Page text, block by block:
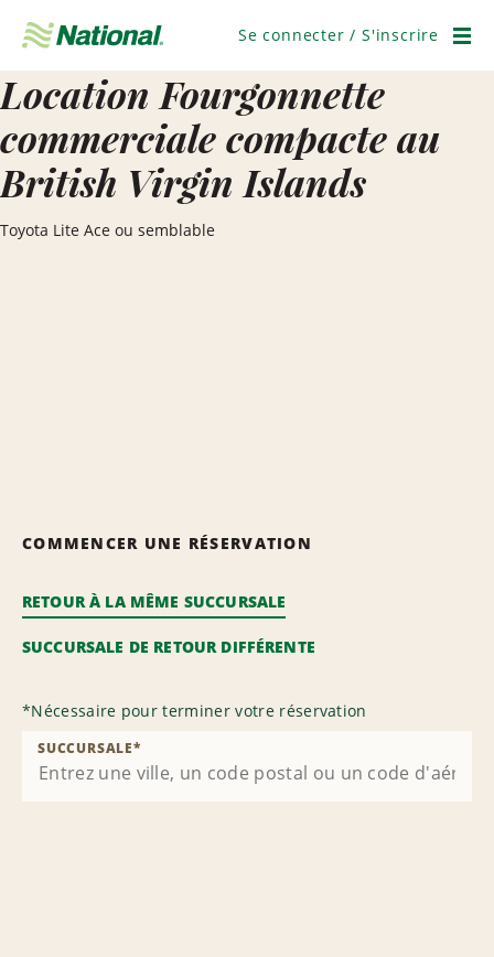
navigation
Se connecter / S'inscrire
Location Fourgonnette
commerciale compacte au
British Virgin Islands
Toyota Lite Ace ou semblable
COMMENCER UNE RÉSERVATION
RETOUR À LA MÊME SUCCURSALE
SUCCURSALE DE RETOUR DIFFÉRENTE
*Nécessaire pour terminer votre réservation
SUCCURSALE*